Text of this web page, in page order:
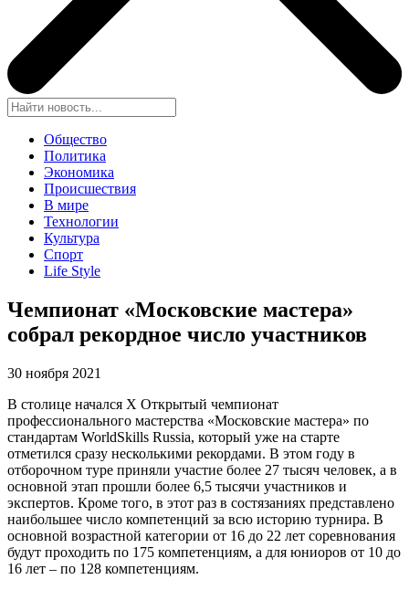
Общество
Политика
Экономика
Происшествия
В мире
Технологии
Культура
Спорт
Life Style
Чемпионат «Московские мастера»
собрал рекордное число участников
30 ноября 2021
В столице начался X Открытый чемпионат
профессионального мастерства «Московские мастера» по
стандартам WorldSkills Russia, который уже на старте
отметился сразу несколькими рекордами. В этом году в
отборочном туре приняли участие более 27 тысяч человек, а в
основной этап прошли более 6,5 тысячи участников и
экспертов. Кроме того, в этот раз в состязаниях представлено
наибольшее число компетенций за всю историю турнира. В
основной возрастной категории от 16 до 22 лет соревнования
будут проходить по 175 компетенциям, а для юниоров от 10 до
16 лет – по 128 компетенциям.